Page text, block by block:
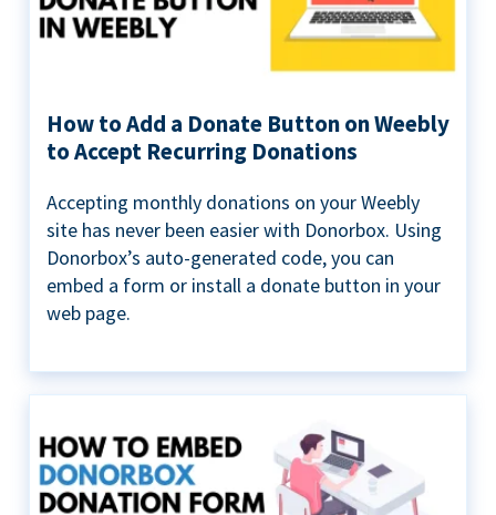
How to Add a Donate Button on Weebly
to Accept Recurring Donations
Accepting monthly donations on your Weebly
site has never been easier with Donorbox. Using
Donorbox’s auto-generated code, you can
embed a form or install a donate button in your
web page.